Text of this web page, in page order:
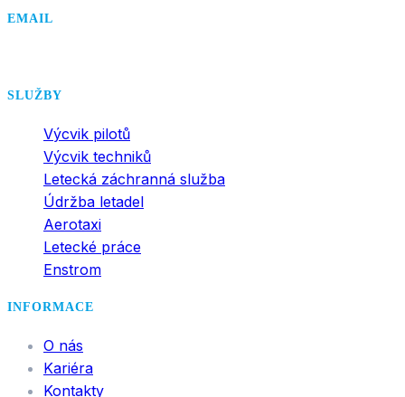
EMAIL
SLUŽBY
Výcvik pilotů
Výcvik techniků
Letecká záchranná služba
Údržba letadel
Aerotaxi
Letecké práce
Enstrom
INFORMACE
O nás
Kariéra
Kontakty